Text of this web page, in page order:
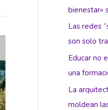
bienestar»
Las redes
son solo
Educar no
una
La
moldean